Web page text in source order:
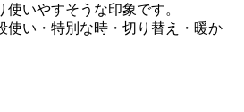
いやすそうな印象です。
使い・特別な時・切り替え・暖か